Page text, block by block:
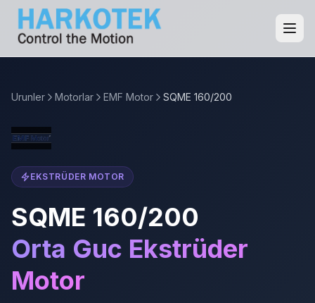
Urunler Motorlar EMF Motor SQME 160/200
EKSTRÜDER MOTOR
SQME 160/200
Orta Guc Ekstrüder
Motor